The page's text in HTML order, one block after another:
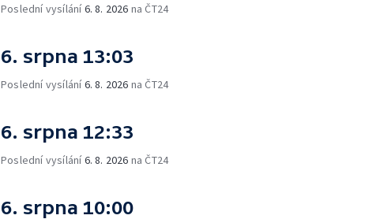
Poslední vysílání6. 8. 2026 na ČT24
6. srpna 13:03
Poslední vysílání6. 8. 2026 na ČT24
6. srpna 12:33
Poslední vysílání6. 8. 2026 na ČT24
6. srpna 10:00